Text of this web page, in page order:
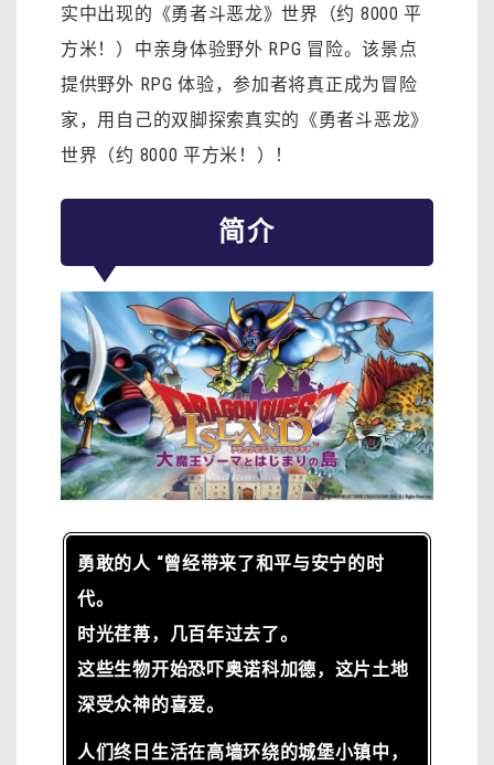
实中出现的《勇者斗恶龙》世界（约 8000 平
方米！）中亲身体验野外 RPG 冒险。该景点
提供野外 RPG 体验，参加者将真正成为冒险
家，用自己的双脚探索真实的《勇者斗恶龙》
世界（约 8000 平方米！）！
简介
勇敢的人 “曾经带来了和平与安宁的时
代。
时光荏苒，几百年过去了。
这些生物开始恐吓奥诺科加德，这片土地
深受众神的喜爱。
人们终日生活在高墙环绕的城堡小镇中，